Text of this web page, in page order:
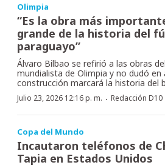
Olimpia
“Es la obra más
grande de la historia del
paraguayo”
Álvaro Bilbao se refirió a las obras
mundialista de Olimpia y no dudó en
construcción marcará la historia del
Julio 23, 2026 12:16 p. m. · Redacción D10
Copa del Mundo
Incautaron teléfonos de
Tapia en Estados Unidos